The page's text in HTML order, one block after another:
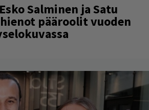
Salminen ja Satu
pääroolit vuoden